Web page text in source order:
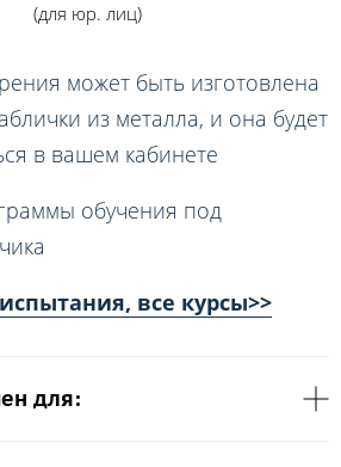
(для юр. лиц)
может быть изготовлена
из металла, и она будет
в вашем кабинете
обучения под
все курсы>>
для: